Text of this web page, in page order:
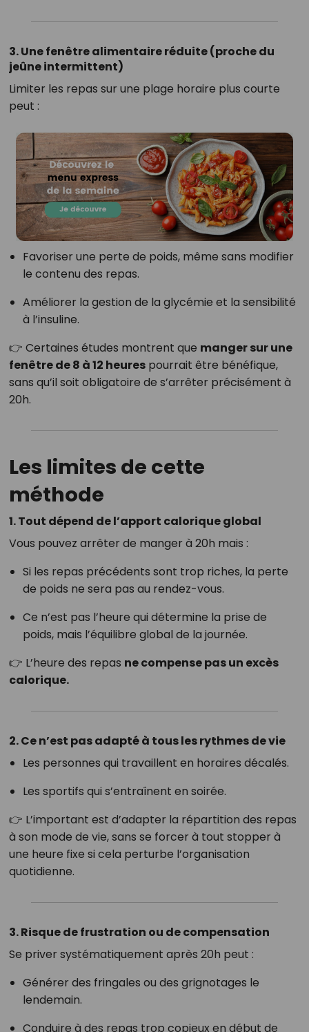
3. Une fenêtre alimentaire réduite (proche du
jeûne intermittent)
Limiter les repas sur une plage horaire plus courte
peut :
Favoriser une perte de poids, même sans modifier
le contenu des repas.
Améliorer la gestion de la glycémie et la sensibilité
à l’insuline.
👉 Certaines études montrent que manger sur une
fenêtre de 8 à 12 heurespourrait être bénéfique,
sans qu’il soit obligatoire de s’arrêter précisément à
20h.
Les limites de cette
méthode
1. Tout dépend de l’apport calorique global
Vous pouvez arrêter de manger à 20h mais :
Si les repas précédents sont trop riches, la perte
de poids ne sera pas au rendez-vous.
Ce n’est pas l’heure qui détermine la prise de
poids, mais l’équilibre global de la journée.
👉 L’heure des repas ne compense pas un excès
calorique.
2. Ce n’est pas adapté à tous les rythmes de vie
Les personnes qui travaillent en horaires décalés.
Les sportifs qui s’entraînent en soirée.
👉 L’important est d’adapter la répartition des repas
à son mode de vie, sans se forcer à tout stopper à
une heure fixe si cela perturbe l’organisation
quotidienne.
3. Risque de frustration ou de compensation
Se priver systématiquement après 20h peut :
Générer des fringales ou des grignotages le
lendemain.
Conduire à des repas trop copieux en début de